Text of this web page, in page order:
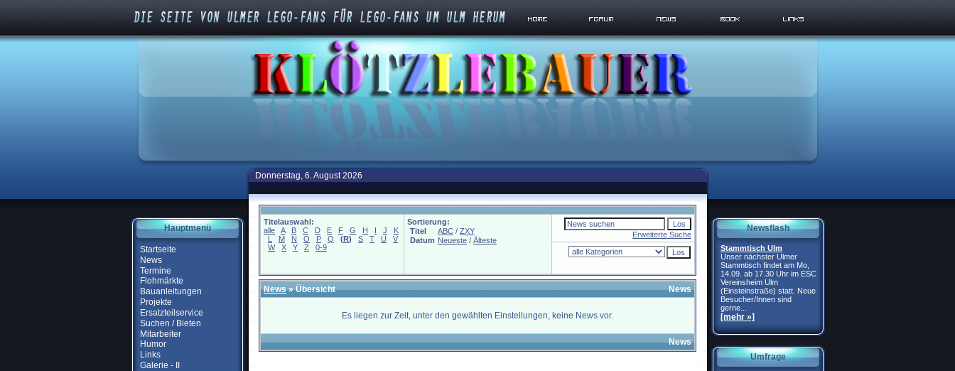
Hauptmenü
Startseite
News
Termine
Flohmärkte
Bauanleitungen
Projekte
Ersatzteilservice
Suchen / Bieten
Mitarbeiter
Humor
Links
Galerie - II
Donnerstag, 6. August 2026
Titelauswahl:
alle
A B C D E F G H I J
K
L
M N O P Q (R) S T U
V
W
X Y Z 0-9
Sortierung:
Titel
ABC / ZXY
Datum Neueste / Älteste
Erweiterte Suche
News» Übersicht News
Es liegen zur Zeit, unter den gewählten Einstellungen, keine News vor.
News
Newsflash
Stammtisch Ulm
Unser nächster Ulmer
Stammtisch findet am Mo,
14.09. ab 17.30 Uhr im ESC
Vereinsheim Ulm
(Einsteinstraße) statt. Neue
Besucher/Innen sind
gerne...
[mehr »]
Umfrage